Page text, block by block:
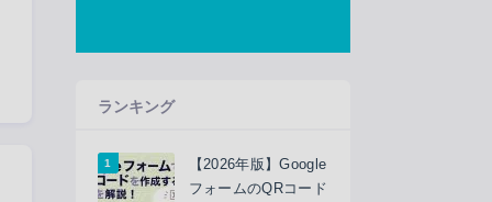
ランキング
【2026年版】Google
フォームのQRコード